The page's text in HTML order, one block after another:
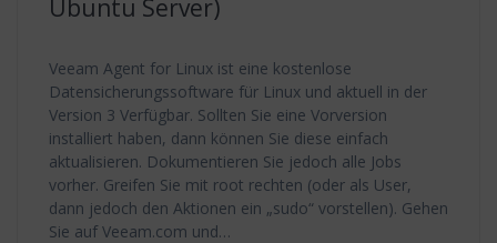
Ubuntu Server)
Veeam Agent for Linux ist eine kostenlose
Datensicherungssoftware für Linux und aktuell in der
Version 3 Verfügbar. Sollten Sie eine Vorversion
installiert haben, dann können Sie diese einfach
aktualisieren. Dokumentieren Sie jedoch alle Jobs
vorher. Greifen Sie mit root rechten (oder als User,
dann jedoch den Aktionen ein „sudo“ vorstellen). Gehen
Sie auf Veeam.com und…